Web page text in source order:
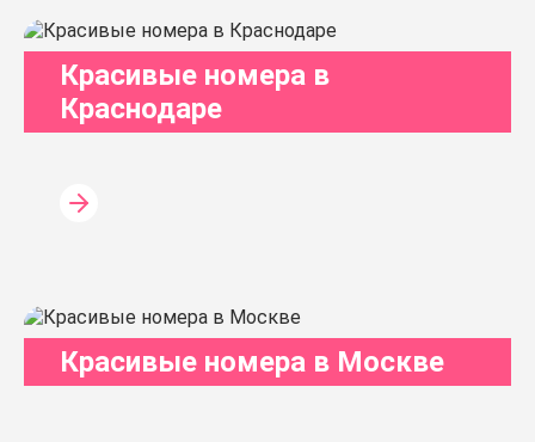
Красивые номера в
Краснодаре
Красивые номера в Москве